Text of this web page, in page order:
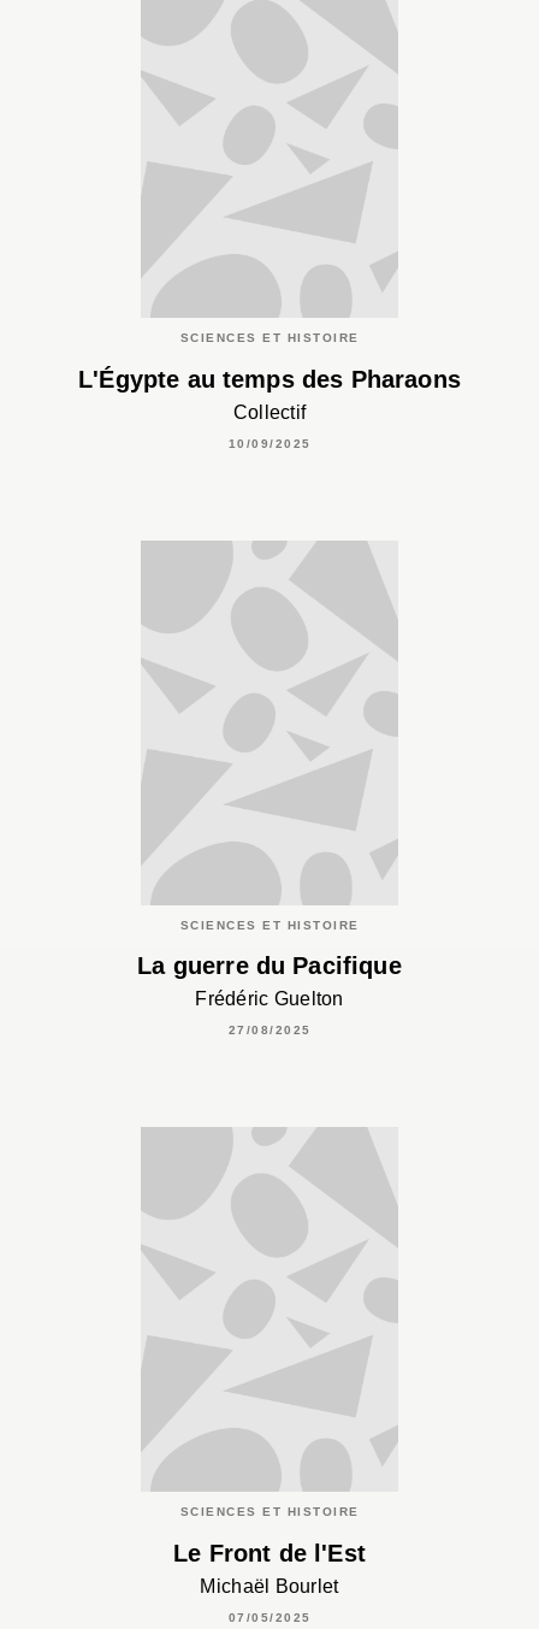
SCIENCES ET HISTOIRE
L'Égypte au temps des Pharaons
Collectif
10/09/2025
SCIENCES ET HISTOIRE
La guerre du Pacifique
Frédéric Guelton
27/08/2025
SCIENCES ET HISTOIRE
Le Front de l'Est
Michaël Bourlet
07/05/2025